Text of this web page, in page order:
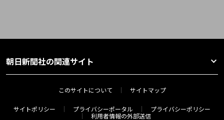
朝日新聞社の関連サイト
このサイトについて サイトマップ
サイトポリシー プライバシーポータル
プライバシーポリシー
利用者情報の外部送信